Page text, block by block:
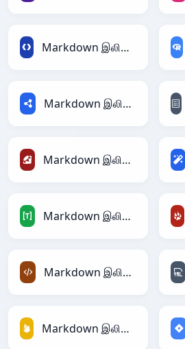
Markdown இலிருந்து Protobuf
Markdown இலிருந்து RDF
Markdown இலிருந்து Ruby
Markdown இலிருந்து TOML
Markdown இலிருந்து XML
Markdown இலிருந்து Firebase